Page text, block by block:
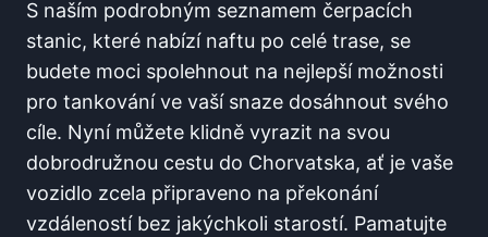
⁤S⁣ naším ⁤podrobným seznamem čerpacích
stanic, které nabízí naftu po celé trase, ⁢se
budete moci spolehnout na nejlepší možnosti
pro tankování ve⁢ vaší ⁤snaze ⁣dosáhnout svého
cíle. Nyní‍ můžete klidně vyrazit na⁣ svou
dobrodružnou cestu do Chorvatska, ať je vaše
vozidlo⁢ zcela ​připraveno na překonání⁣
vzdáleností ⁤bez‌ jakýchkoli starostí. Pamatujte